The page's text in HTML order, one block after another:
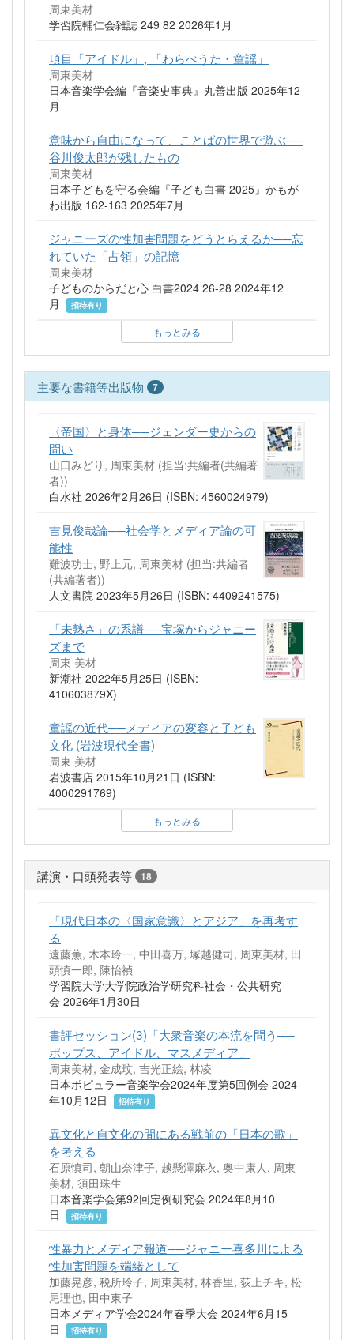
周東美材
学習院輔仁会雑誌 249 82 2026年1月
項目「アイドル」, 「わらべうた・童謡」
周東美材
日本音楽学会編『音楽史事典』丸善出版 2025年12
月
意味から自由になって、ことばの世界で遊ぶ──
谷川俊太郎が残したもの
周東美材
日本子どもを守る会編『子ども白書 2025』かもが
わ出版 162-163 2025年7月
ジャニーズの性加害問題をどうとらえるか──忘
れていた「占領」の記憶
周東美材
子どものからだと心 白書2024 26-28 2024年12
月
招待有り
もっとみる
主要な書籍等出版物 7
〈帝国〉と身体──ジェンダー史からの
問い
山口みどり, 周東美材 (担当:共編者(共編著
者))
白水社 2026年2月26日 (ISBN: 4560024979)
吉見俊哉論──社会学とメディア論の可
能性
難波功士, 野上元, 周東美材 (担当:共編者
(共編著者))
人文書院 2023年5月26日 (ISBN: 4409241575)
「未熟さ」の系譜──宝塚からジャニー
ズまで
周東 美材
新潮社 2022年5月25日 (ISBN:
410603879X)
童謡の近代──メディアの変容と子ども
文化 (岩波現代全書)
周東 美材
岩波書店 2015年10月21日 (ISBN:
4000291769)
もっとみる
講演・口頭発表等 18
「現代日本の〈国家意識〉とアジア」を再考す
る
遠藤薫, 木本玲一, 中田喜万, 塚越健司, 周東美材, 田
頭慎一郎, 陳怡禎
学習院大学大学院政治学研究科社会・公共研究
会 2026年1月30日
書評セッション(3)「大衆音楽の本流を問う──
ポップス、アイドル、マスメディア」
周東美材, 金成玟, 吉光正絵, 林凌
日本ポピュラー音楽学会2024年度第5回例会 2024
年10月12日
招待有り
異文化と自文化の間にある戦前の「日本の歌」
を考える
石原慎司, 朝山奈津子, 越懸澤麻衣, 奥中康人, 周東
美材, 須田珠生
日本音楽学会第92回定例研究会 2024年8月10
日
招待有り
性暴力とメディア報道──ジャニー喜多川による
性加害問題を端緒として
加藤晃彦, 税所玲子, 周東美材, 林香里, 荻上チキ, 松
尾理也, 田中東子
日本メディア学会2024年春季大会 2024年6月15
日
招待有り